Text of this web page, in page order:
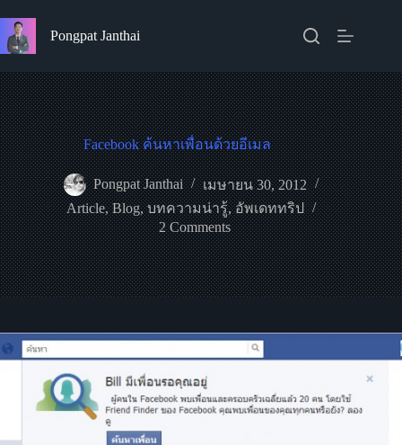
to
content
Pongpat Janthai
Facebook ค้นหาเพื่อนด้วยอีเมล
Pongpat Janthai
เมษายน 30, 2012
Article,Blog,บทความน่ารู้,อัพเดททริป
2 Comments